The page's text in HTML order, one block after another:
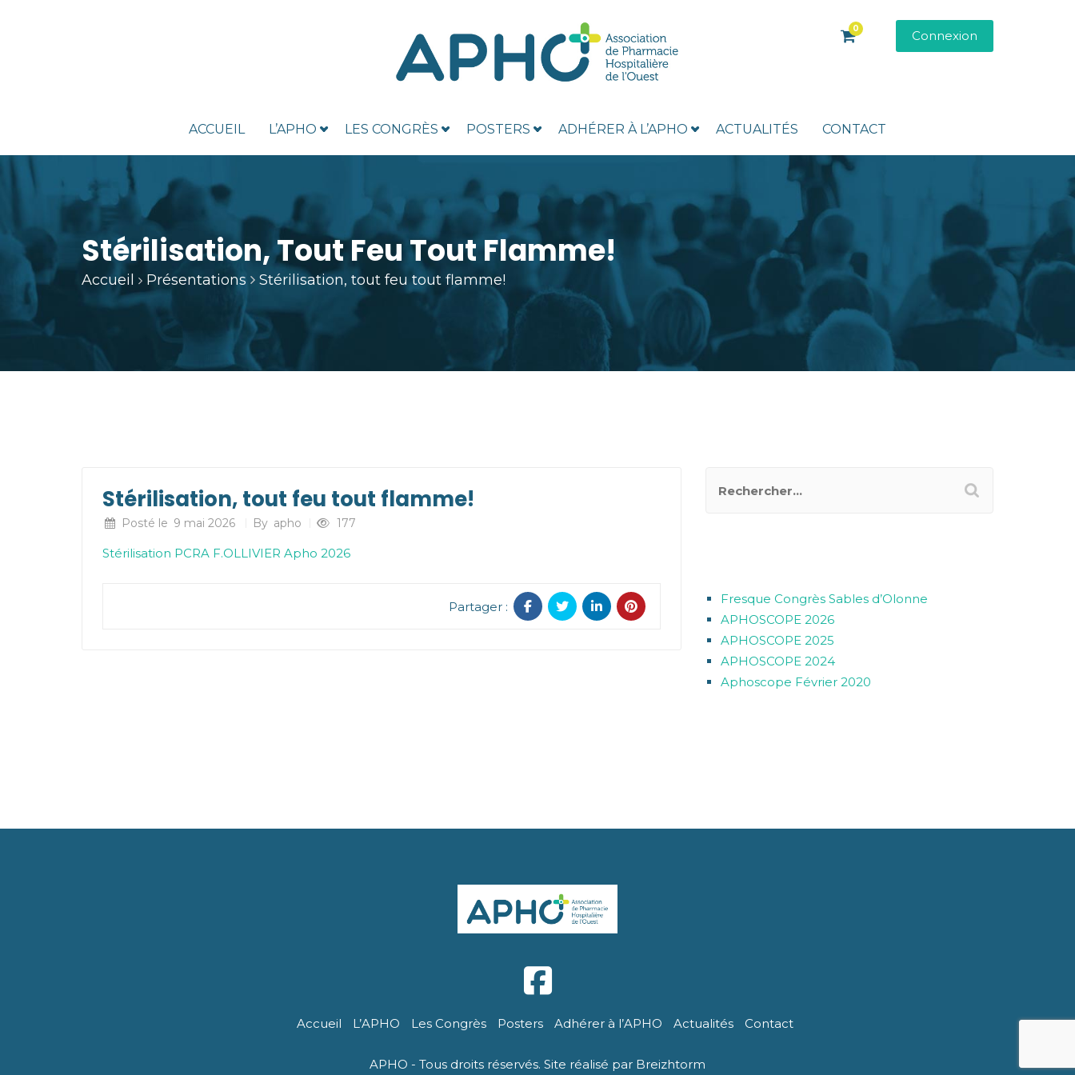
0 Connexion
ACCUEIL L’APHO LES CONGRÈS POSTERS ADHÉRER À L’APHO ACTUALITÉS CONTACT
Stérilisation, Tout Feu Tout Flamme!
Accueil Présentations Stérilisation, tout feu tout flamme!
Stérilisation, tout feu tout flamme!
Posté le 9 mai 2026 By apho 177
Stérilisation PCRA F.OLLIVIER Apho 2026
Partager :
Fresque Congrès Sables d’Olonne
APHOSCOPE 2026
APHOSCOPE 2025
APHOSCOPE 2024
Aphoscope Février 2020
Accueil L’APHO Les Congrès Posters Adhérer à l’APHO Actualités Contact
APHO - Tous droits réservés. Site réalisé par Breizhtorm